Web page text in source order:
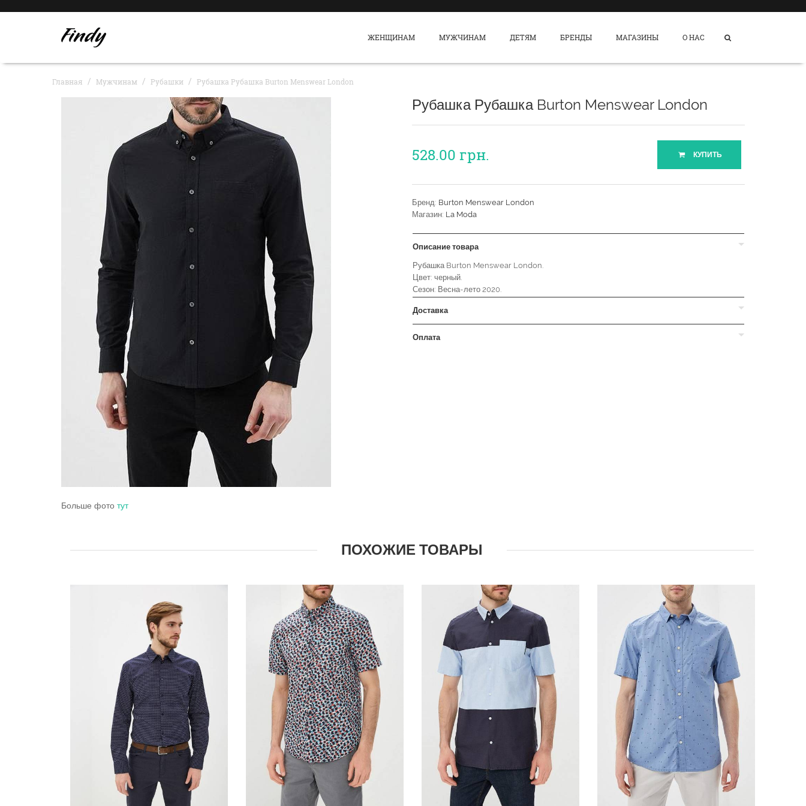
ЖЕНЩИНАМ МУЖЧИНАМ ДЕТЯМ БРЕНДЫ МАГАЗИНЫ О НАС
Главная Мужчинам Рубашки Рубашка Рубашка Burton Menswear London
Больше фото тут
Рубашка Рубашка Burton Menswear London
528.00 грн. КУПИТЬ
Бренд: Burton Menswear London
Магазин: La Moda
Описание товара
Рубашка Burton Menswear London.
Цвет: черный.
Сезон: Весна-лето 2020.
Доставка
Оплата
ПОХОЖИЕ ТОВАРЫ